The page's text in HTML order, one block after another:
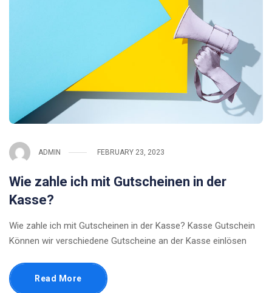
ADMIN FEBRUARY 23, 2023
Wie zahle ich mit Gutscheinen in der
Kasse?
Wie zahle ich mit Gutscheinen in der Kasse? Kasse Gutschein
Können wir verschiedene Gutscheine an der Kasse einlösen
Read More